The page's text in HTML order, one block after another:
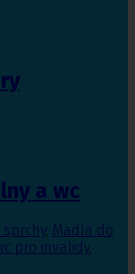
a wc
sprchy, Madla do
pro invalidy,